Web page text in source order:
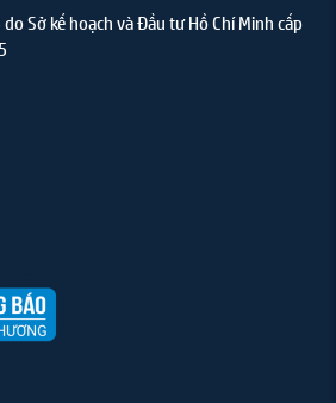
Sở kế hoạch và Đầu tư Hồ Chí Minh cấp